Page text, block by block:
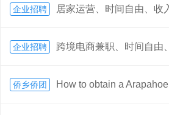
企业招聘 居家运营、时间自由、收
企业招聘 跨境电商兼职、时间自由
侨乡侨团 How to obtain a